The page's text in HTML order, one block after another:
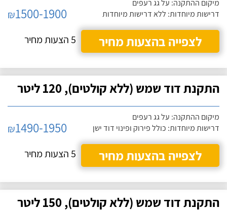
מיקום ההתקנה: על גג רעפים
דרישות מיוחדות: ללא דרישות מיוחדות
₪1500-1900
לצפייה בהצעות מחיר
5 הצעות מחיר
התקנת דוד שמש (ללא קולטים), 120 ליטר
מיקום ההתקנה: על גג רעפים
דרישות מיוחדות: כולל פירוק ופינוי דוד ישן
₪1490-1950
לצפייה בהצעות מחיר
5 הצעות מחיר
התקנת דוד שמש (ללא קולטים), 150 ליטר